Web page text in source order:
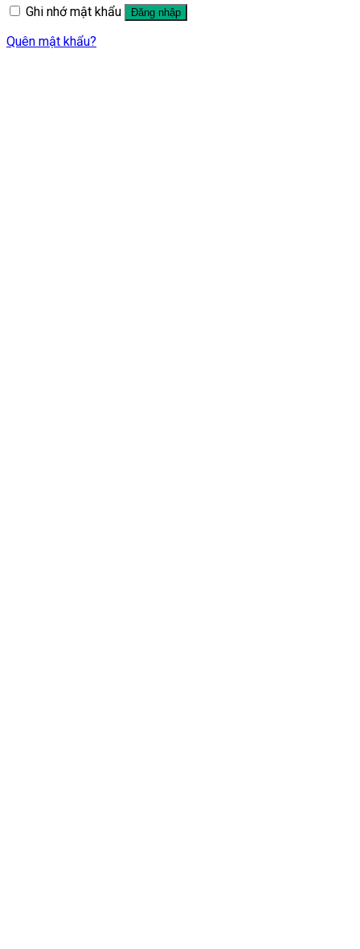
Ghi nhớ mật khẩu
Đăng nhập
Quên mật khẩu?